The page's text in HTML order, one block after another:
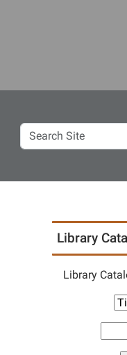
Search
Site
Library
Library